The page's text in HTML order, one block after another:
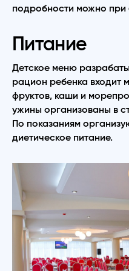
подробности можно при
Питание
Детское меню
рацион ребенка входит
фруктов, каши и
ужины организованы в
По показаниям
диетическое питание.